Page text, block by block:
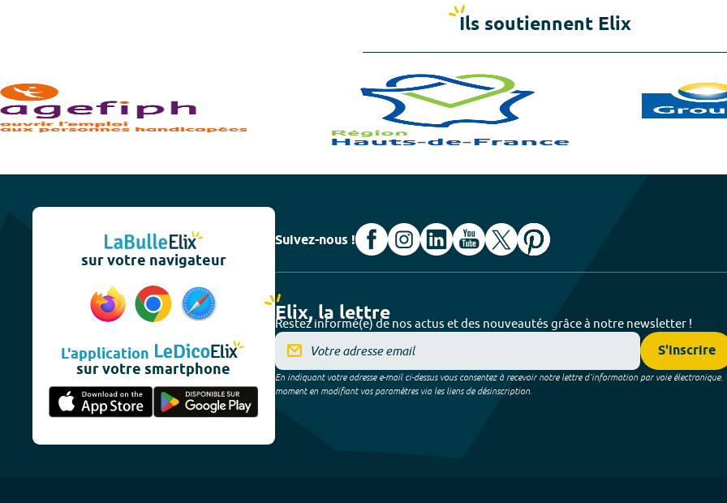
Ils soutiennent Elix
sur votre navigateur
L'application
sur votre smartphone
Suivez-nous !
Elix, la lettre
Restez informé(e) de nos actus et des nouveautés grâce à notre newsletter !
S'inscrire
En indiquant votre adresse e-mail ci-dessus vous consentez à recevoir notre lettre d’information par voie électronique.
moment en modifiant vos paramètres via les liens de désinscription.